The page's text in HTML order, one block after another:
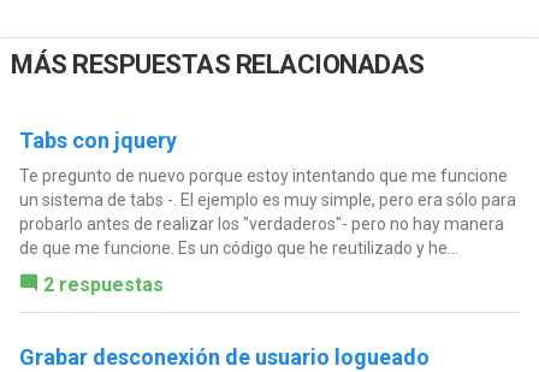
MÁS RESPUESTAS RELACIONADAS
Tabs con jquery
Te pregunto de nuevo porque estoy intentando que me funcione
un sistema de tabs -. El ejemplo es muy simple, pero era sólo para
probarlo antes de realizar los "verdaderos"- pero no hay manera
de que me funcione. Es un código que he reutilizado y he...
2 respuestas
Grabar desconexión de usuario logueado